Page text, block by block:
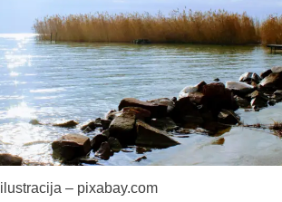
ilustracija – pixabay.com